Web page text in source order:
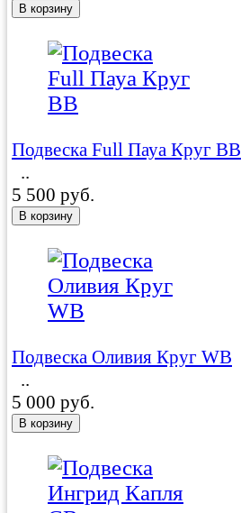
Подвеска Full Пауа Круг BB
..
5 500 руб.
Подвеска Оливия Круг WB
..
5 000 руб.